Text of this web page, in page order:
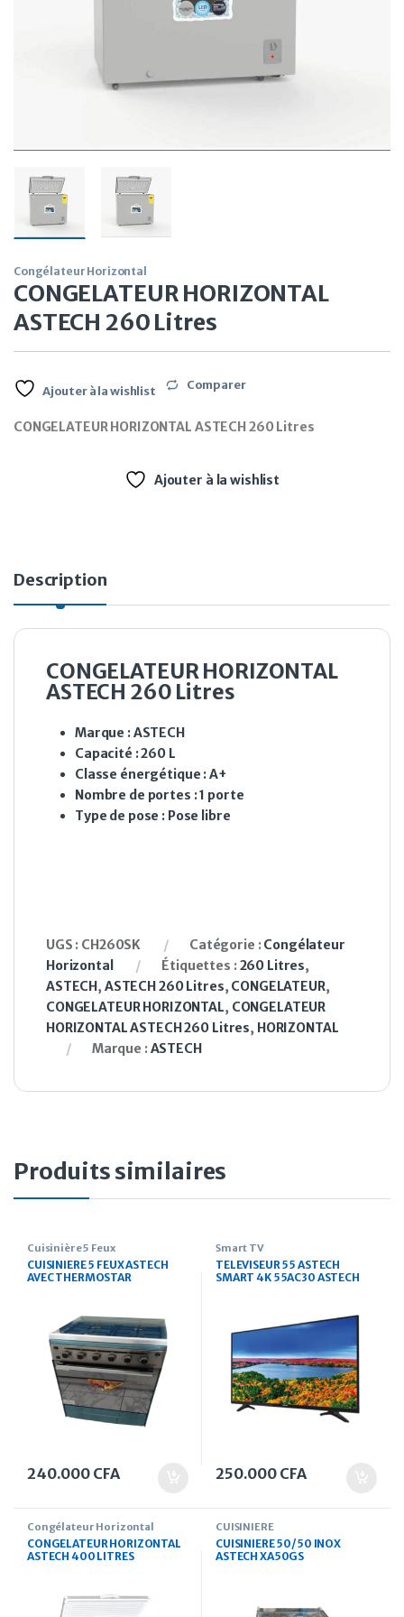
Congélateur Horizontal
CONGELATEUR HORIZONTAL
ASTECH 260 Litres
Ajouter à la wishlist Comparer
CONGELATEUR HORIZONTAL ASTECH 260 Litres
Ajouter à la wishlist
Description
CONGELATEUR HORIZONTAL
ASTECH 260 Litres
Marque : ASTECH
Capacité : 260 L
Classe énergétique : A+
Nombre de portes : 1 porte
Type de pose : Pose libre
UGS : CH260SK Catégorie :Congélateur
Horizontal
Étiquettes :260 Litres,
ASTECH, ASTECH 260 Litres, CONGELATEUR,
CONGELATEUR HORIZONTAL, CONGELATEUR
HORIZONTAL ASTECH 260 Litres, HORIZONTAL
Marque :ASTECH
Produits similaires
Cuisinière 5 Feux
CUISINIERE 5 FEUX ASTECH
AVEC THERMOSTAR
240.000 CFA
Smart TV
TELEVISEUR 55 ASTECH
SMART 4K 55AC30 ASTECH
250.000 CFA
Congélateur Horizontal
CONGELATEUR HORIZONTAL
ASTECH 400 LITRES
CUISINIERE
CUISINIERE 50/50 INOX
ASTECH XA50GS